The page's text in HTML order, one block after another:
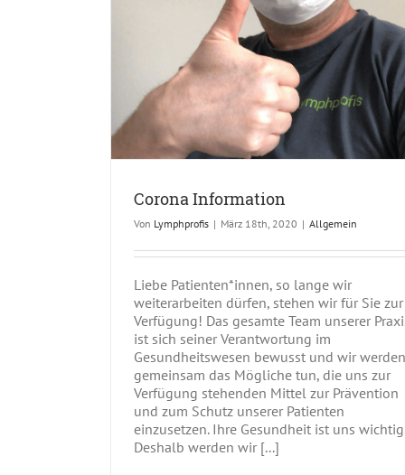
Corona Information
Von Lymphprofis | März 18th, 2020 | Allgemein
Liebe Patienten*innen, so lange wir
weiterarbeiten dürfen, stehen wir für Sie zur
Verfügung! Das gesamte Team unserer
ist sich seiner Verantwortung im
Gesundheitswesen bewusst und wir werden
gemeinsam das Mögliche tun, die uns zur
Verfügung stehenden Mittel zur Prävention
und zum Schutz unserer Patienten
einzusetzen. Ihre Gesundheit ist uns wichtig.
Deshalb werden wir [...]